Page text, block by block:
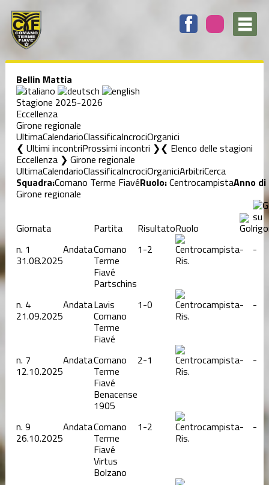
Bellin Mattia
Stagione 2025-2026
Eccellenza
Girone regionale
UltimaCalendarioClassificaIncrociOrganici
❮ Ultimi incontriProssimi incontri ❯ Elenco delle stagioni
Eccellenza ❯ Girone regionale
UltimaCalendarioClassificaIncrociOrganiciArbitriCerca
Squadra:Comano Terme FiavéRuolo:CentrocampistaAnno
Girone regionale
Giornata Partita RisultatoRuolo
n. 1
31.08.2025
AndataComano
Terme
Fiavé
Partschins
1-2
Ris.
- -
n. 4
21.09.2025
AndataLavis
Comano
Terme
Fiavé
1-0
Ris.
- -
n. 7
12.10.2025
AndataComano
Terme
Fiavé
Benacense
1905
2-1
Ris.
- -
n. 9
26.10.2025
AndataComano
Terme
Fiavé
Virtus
Bolzano
1-2
Ris.
- -